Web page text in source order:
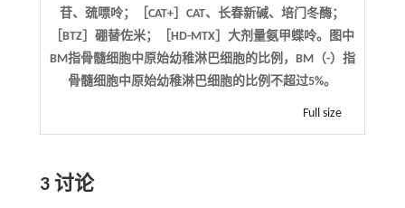
苷、巯嘌呤；［CAT+］CAT、长春新碱、培门冬酶；
［BTZ］硼替佐米；［HD-MTX］大剂量氨甲蝶呤。图中
BM指骨髓细胞中原始幼稚淋巴细胞的比例，BM（-）指
骨髓细胞中原始幼稚淋巴细胞的比例不超过5%。
Full size
3 讨论